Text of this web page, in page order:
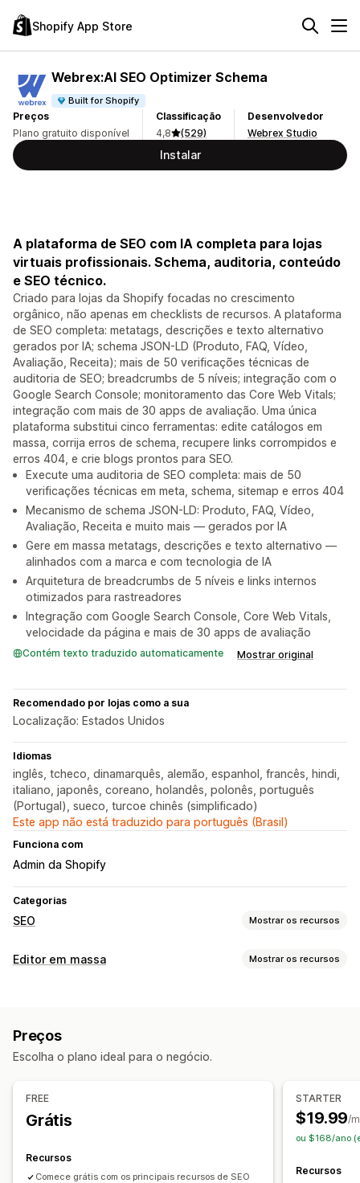
Shopify App Store
Webrex:AI SEO Optimizer Schema
Built for Shopify
Preços
Plano gratuito disponível
Classificação
4,8
(529)
Desenvolvedor
Webrex Studio
Instalar
A plataforma de SEO com IA completa para lojas
virtuais profissionais. Schema, auditoria, conteúdo
e SEO técnico.
Criado para lojas da Shopify focadas no crescimento
orgânico, não apenas em checklists de recursos. A plataforma
de SEO completa: metatags, descrições e texto alternativo
gerados por IA; schema JSON-LD (Produto, FAQ, Vídeo,
Avaliação, Receita); mais de 50 verificações técnicas de
auditoria de SEO; breadcrumbs de 5 níveis; integração com o
Google Search Console; monitoramento das Core Web Vitals;
integração com mais de 30 apps de avaliação. Uma única
plataforma substitui cinco ferramentas: edite catálogos em
massa, corrija erros de schema, recupere links corrompidos e
erros 404, e crie blogs prontos para SEO.
Execute uma auditoria de SEO completa: mais de 50
verificações técnicas em meta, schema, sitemap e erros 404
Mecanismo de schema JSON-LD: Produto, FAQ, Vídeo,
Avaliação, Receita e muito mais — gerados por IA
Gere em massa metatags, descrições e texto alternativo —
alinhados com a marca e com tecnologia de IA
Arquitetura de breadcrumbs de 5 níveis e links internos
otimizados para rastreadores
Integração com Google Search Console, Core Web Vitals,
velocidade da página e mais de 30 apps de avaliação
Contém texto traduzido automaticamente Mostrar original
Recomendado por lojas como a sua
Localização: Estados Unidos
Idiomas
inglês, tcheco, dinamarquês, alemão, espanhol, francês, hindi,
italiano, japonês, coreano, holandês, polonês, português
(Portugal), sueco, turcoe chinês (simplificado)
Este app não está traduzido para português (Brasil)
Funciona com
Admin da Shopify
Categorias
SEO Mostrar os recursos
Ferramentas de SEO
Links corrompidos
Páginas 404 Trilhas de navegação
Esquemas
Otimização de URLs
Otimização de conteúdo
Otimização de metadados
Editor em massa Mostrar os recursos
Ações
Otimização de imagens
Atualizações de SEO
Preços
Escolha o plano ideal para o negócio.
FREE
Grátis
Recursos
Comece grátis com os principais recursos de SEO
STARTER
$19.99/
ou $168/ano
Recursos